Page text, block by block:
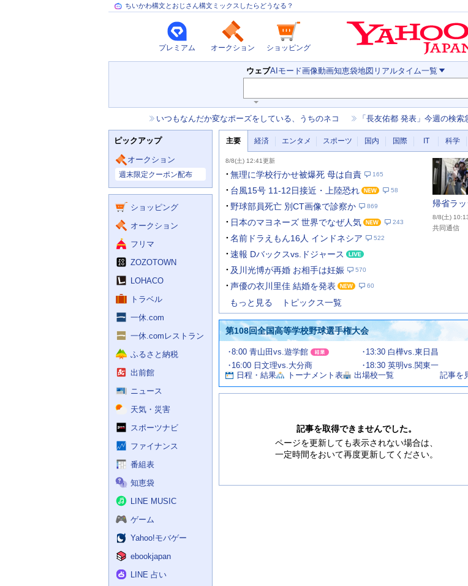
ちいかわ構文とおじさん構文ミックスしたらどうなる？
プレミアム オークション ショッピング
検
索
ウェブAIモード画像動画知恵袋地図 リアルタイム一覧
ワ
ー
力
補
助
を
開
く
ら
せ
いつもなんだか変なポーズをしている、うちのネコ 「長友佑都 発表」今週の検索
ピックアップ
オークション
週末限定クーポン配布
サ
ビ
ショッピング
オークション
フリマ
ZOZOTOWN
LOHACO
トラベル
一休.com
一休.comレストラン
ふるさと納税
出前館
ニュース
天気・災害
スポーツナビ
ファイナンス
番組表
知恵袋
LINE MUSIC
ゲーム
Yahoo!モバゲー
ebookjapan
LINE 占い
ュ
ス
主要 経済 エンタメ スポーツ 国内 国際 IT 科学
要
ニ
ー
8/8(土) 12:41更新
無理に学校行かせ被爆死 母は自責 165
台風15号 11-12日接近・上陸恐れ 58
野球部員死亡 別CT画像で診察か 869
日本のマヨネーズ 世界でなぜ人気 243
名前ドラえもん16人 インドネシア 522
速報 Dバックスvs.ドジャース
及川光博が再婚 お相手は妊娠
570
声優の衣川里佳 結婚を発表 60
帰省ラッ
8/8(土)
共同通信
もっと見る トピックス一覧
第108回全国高等学校野球選手権大会
試
合
情
報
8:00 青山田vs.遊学館
13:30 白樺vs.東日昌
16:00 日文理vs.大分商
18:30 英明vs.関東一
日程・結果
トーナメント表 出場校一覧 記事を
お
す
記事を取得できませんでした。
ページを更新しても表示されない場合は、
一定時間をおいて再度更新してください。